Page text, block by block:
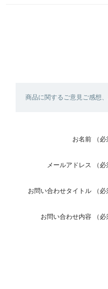
商品に関するご意見ご感想
お名前 （必
メールアドレス （必
お問い合わせタイトル （必
お問い合わせ内容 （必